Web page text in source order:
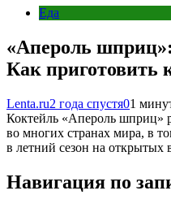
Еда
«Апероль
Как приготовить
Lenta.ru2 года спустя01
Коктейль «Апероль шприц»
во многих странах мира, в
в летний сезон на открытых
Навигация по